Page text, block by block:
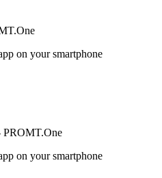
on your smartphone
on your smartphone